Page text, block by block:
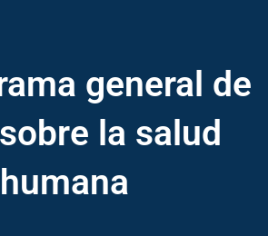
general de
la salud
humana